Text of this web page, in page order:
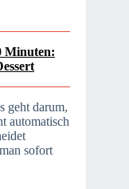
Minuten:
geht darum,
automatisch
sofort